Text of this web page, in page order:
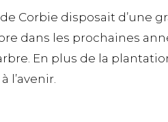
Corbie disposait d’une
dans les prochaines
En plus de la
l’avenir.